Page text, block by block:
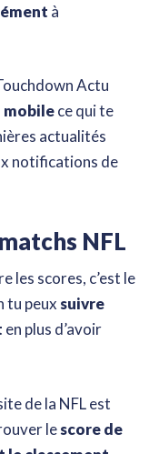
à
Actu
mobilece qui te
actualités
notifications de
NFL
les scores, c’est le
tu peux suivre
en plus d’avoir
de la NFL est
lescore de
aux